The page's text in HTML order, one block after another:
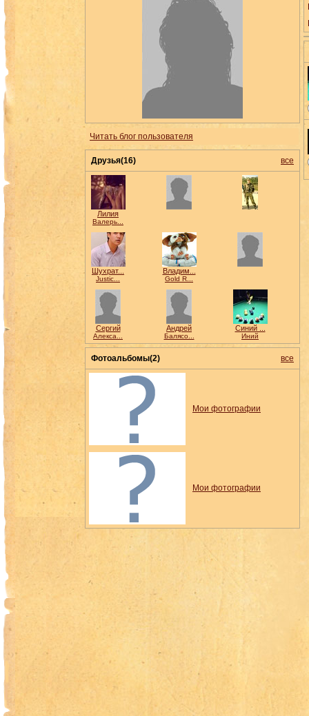
Читать блог пользователя
Друзья(16) все
Лилия
Валерь...
Шухрат...
Justic...
Владим...
Gold R...
Сергий
Алекса...
Андрей
Балясо...
Синий ...
Иний
Фотоальбомы(2) все
Мои фотографии
Мои фотографии